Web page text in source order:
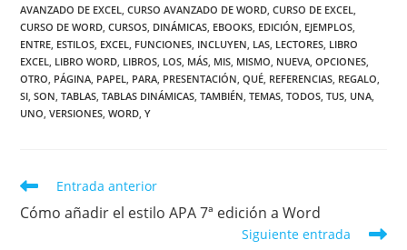
AVANZADO DE EXCEL, CURSO AVANZADO DE WORD, CURSO DE EXCEL,
CURSO DE WORD, CURSOS, DINÁMICAS, EBOOKS, EDICIÓN, EJEMPLOS,
ENTRE, ESTILOS, EXCEL, FUNCIONES, INCLUYEN, LAS, LECTORES, LIBRO
EXCEL, LIBRO WORD, LIBROS, LOS, MÁS, MIS, MISMO, NUEVA, OPCIONES,
OTRO, PÁGINA, PAPEL, PARA, PRESENTACIÓN, QUÉ, REFERENCIAS, REGALO,
SI, SON, TABLAS, TABLAS DINÁMICAS, TAMBIÉN, TEMAS, TODOS, TUS, UNA,
UNO, VERSIONES, WORD, Y
Leer
más
artículos
Entrada anterior
Cómo añadir el estilo APA 7ª edición a Word
Siguiente entrada